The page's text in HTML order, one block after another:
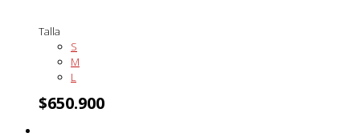
Talla
S
M
L
$650.900